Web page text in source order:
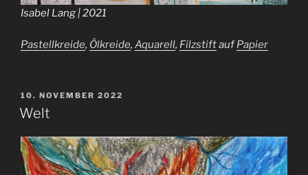
Isabel Lang | 2021
Pastellkreide, Ölkreide, Aquarell, FilzstiftaufPapier
VERÖFFENTLICHT
AM
10. NOVEMBER 2022
Welt